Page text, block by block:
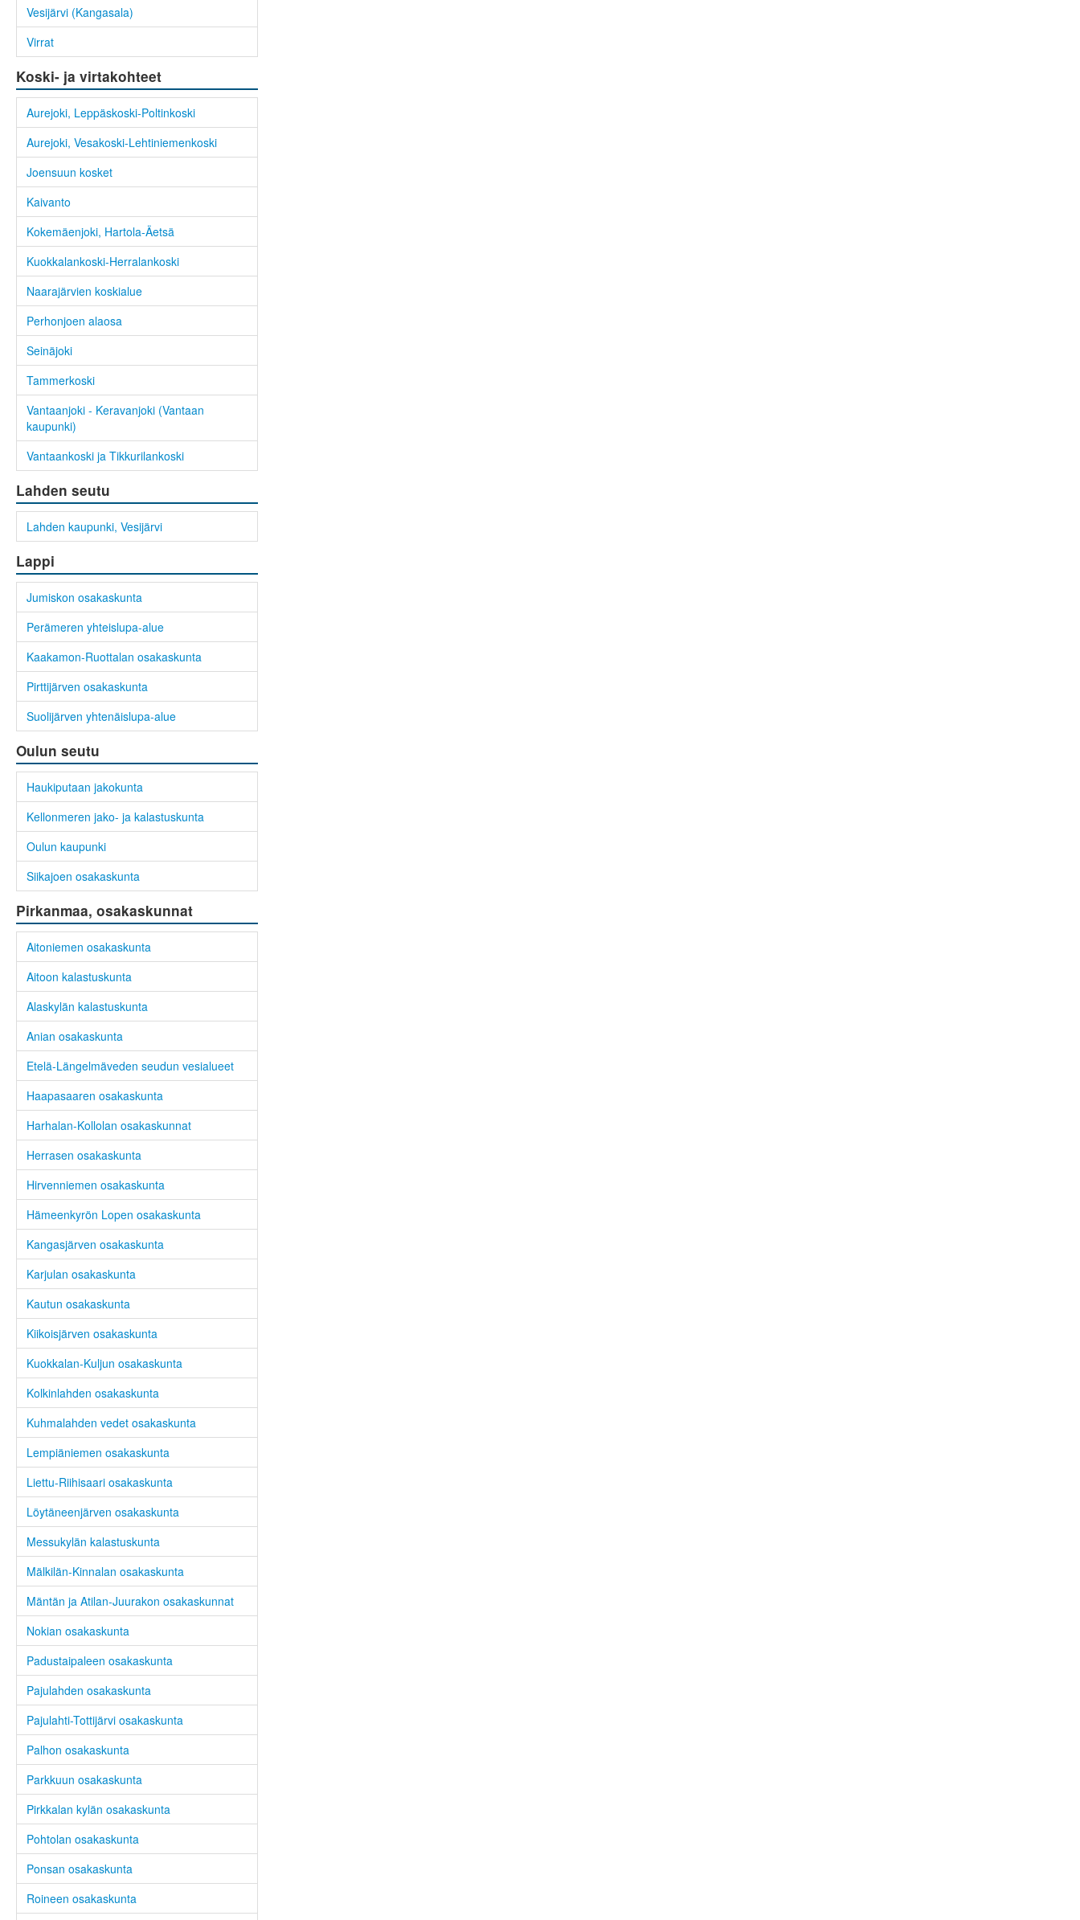
Vesijärvi (Kangasala)
Virrat
Koski- ja virtakohteet
Aurejoki, Leppäskoski-Poltinkoski
Aurejoki, Vesakoski-Lehtiniemenkoski
Joensuun kosket
Kaivanto
Kokemäenjoki, Hartola-Äetsä
Kuokkalankoski-Herralankoski
Naarajärvien koskialue
Perhonjoen alaosa
Seinäjoki
Tammerkoski
Vantaanjoki - Keravanjoki (Vantaan
kaupunki)
Vantaankoski ja Tikkurilankoski
Lahden seutu
Lahden kaupunki, Vesijärvi
Lappi
Jumiskon osakaskunta
Perämeren yhteislupa-alue
Kaakamon-Ruottalan osakaskunta
Pirttijärven osakaskunta
Suolijärven yhtenäislupa-alue
Oulun seutu
Haukiputaan jakokunta
Kellonmeren jako- ja kalastuskunta
Oulun kaupunki
Siikajoen osakaskunta
Pirkanmaa, osakaskunnat
Aitoniemen osakaskunta
Aitoon kalastuskunta
Alaskylän kalastuskunta
Anian osakaskunta
Etelä-Längelmäveden seudun vesialueet
Haapasaaren osakaskunta
Harhalan-Kollolan osakaskunnat
Herrasen osakaskunta
Hirvenniemen osakaskunta
Hämeenkyrön Lopen osakaskunta
Kangasjärven osakaskunta
Karjulan osakaskunta
Kautun osakaskunta
Kiikoisjärven osakaskunta
Kuokkalan-Kuljun osakaskunta
Kolkinlahden osakaskunta
Kuhmalahden vedet osakaskunta
Lempiäniemen osakaskunta
Liettu-Riihisaari osakaskunta
Löytäneenjärven osakaskunta
Messukylän kalastuskunta
Mälkilän-Kinnalan osakaskunta
Mäntän ja Atilan-Juurakon osakaskunnat
Nokian osakaskunta
Padustaipaleen osakaskunta
Pajulahden osakaskunta
Pajulahti-Tottijärvi osakaskunta
Palhon osakaskunta
Parkkuun osakaskunta
Pirkkalan kylän osakaskunta
Pohtolan osakaskunta
Ponsan osakaskunta
Roineen osakaskunta